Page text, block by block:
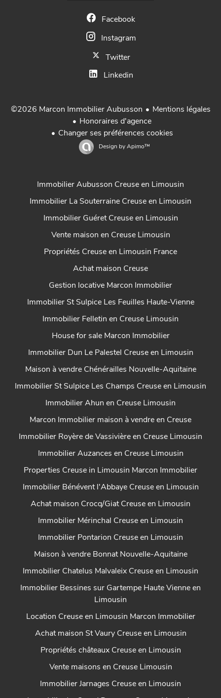
Facebook
Instagram
Twitter
Linkedin
©2026 Marcon Immobilier Aubusson
Mentions légales
Honoraires d'agence
Changer ses préférences cookies
Design by Apimo™
Immobilier Aubusson Creuse en Limousin
Immobilier La Souterraine Creuse en Limousin
Immobilier Guéret Creuse en Limousin
Vente maison en Creuse Limousin
Propriétés Creuse en Limousin France
Achat maison Creuse
Gestion locative Marcon Immobilier
Immobilier St Sulpice Les Feuilles Haute-Vienne
Immobilier Felletin en Creuse Limousin
House for sale Marcon Immobilier
Immobilier Dun Le Palestel Creuse en Limousin
Maison à vendre Chénérailles Nouvelle-Aquitaine
Immobilier St Sulpice Les Champs Creuse en Limousin
Immobilier Ahun en Creuse Limousin
Marcon Immobilier maison à vendre en Creuse
Immobilier Royère de Vassivière en Creuse Limousin
Immobilier Auzances en Creuse Limousin
Properties Creuse in Limousin Marcon Immobilier
Immobilier Bénévent l'Abbaye Creuse en Limousin
Achat maison Crocq/Giat Creuse en Limousin
Immobilier Mérinchal Creuse en Limousin
Immobilier Pontarion Creuse en Limousin
Maison à vendre Bonnat Nouvelle-Aquitaine
Immobilier Chatelus Malvaleix Creuse en Limousin
Immobilier Bessines sur Gartempe Haute Vienne en
Limousin
Location Creuse en Limousin Marcon Immobilier
Achat maison St Vaury Creuse en Limousin
Propriétés châteaux Creuse en Limousin
Vente maisons en Creuse Limousin
Immobilier Jarnages Creuse en Limousin